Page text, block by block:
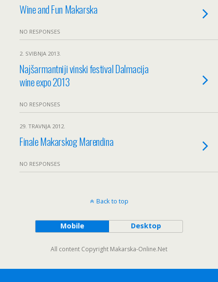
Wine and Fun Makarska
NO RESPONSES
2. SVIBNJA 2013.
Najšarmantniji vinski festival Dalmacija
wine expo 2013
NO RESPONSES
29. TRAVNJA 2012.
Finale Makarskog Marendina
NO RESPONSES
Back to top
Mobile Desktop
All content Copyright Makarska-Online.Net